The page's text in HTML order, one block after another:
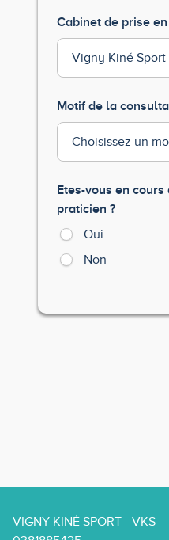
Cabinet de prise
Motif de la
Etes-vous en
praticien ?
Oui
Non
VIGNY KINÉ SPORT - VKS